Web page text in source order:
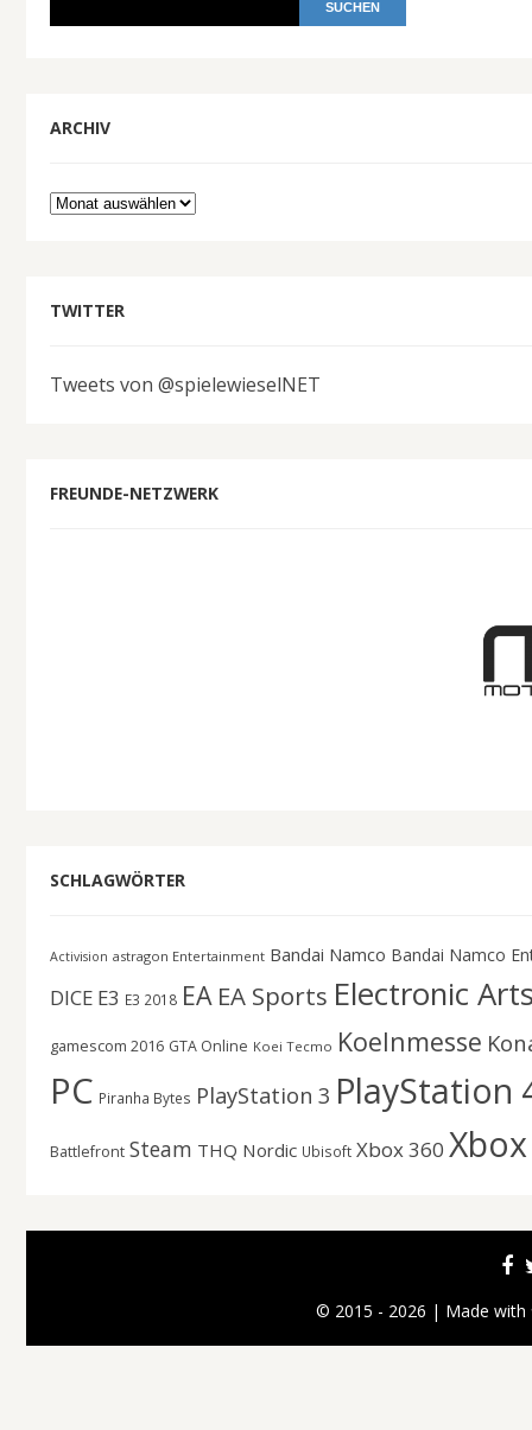
ARCHIV
Archiv
TWITTER
Tweets von @spielewieselNET
FREUNDE-NETZWERK
SCHLAGWÖRTER
Activision astragon Entertainment Bandai Namco Bandai Namco
DICE E3 E3 2018 EA EA Sports Electronic
gamescom 2016 GTA Online Koei Tecmo Koelnmesse
PC Piranha Bytes PlayStation 3 PlayStation
Battlefront Steam THQ Nordic Ubisoft Xbox 360
© 2015 - 2026 | Made